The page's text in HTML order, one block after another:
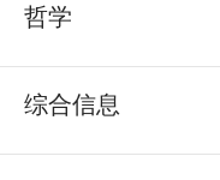
哲学
综合信息